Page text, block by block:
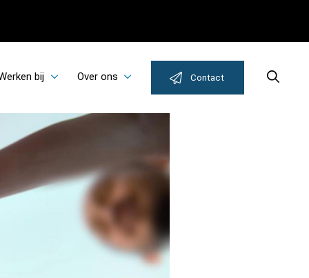
bij Over ons Contact Search